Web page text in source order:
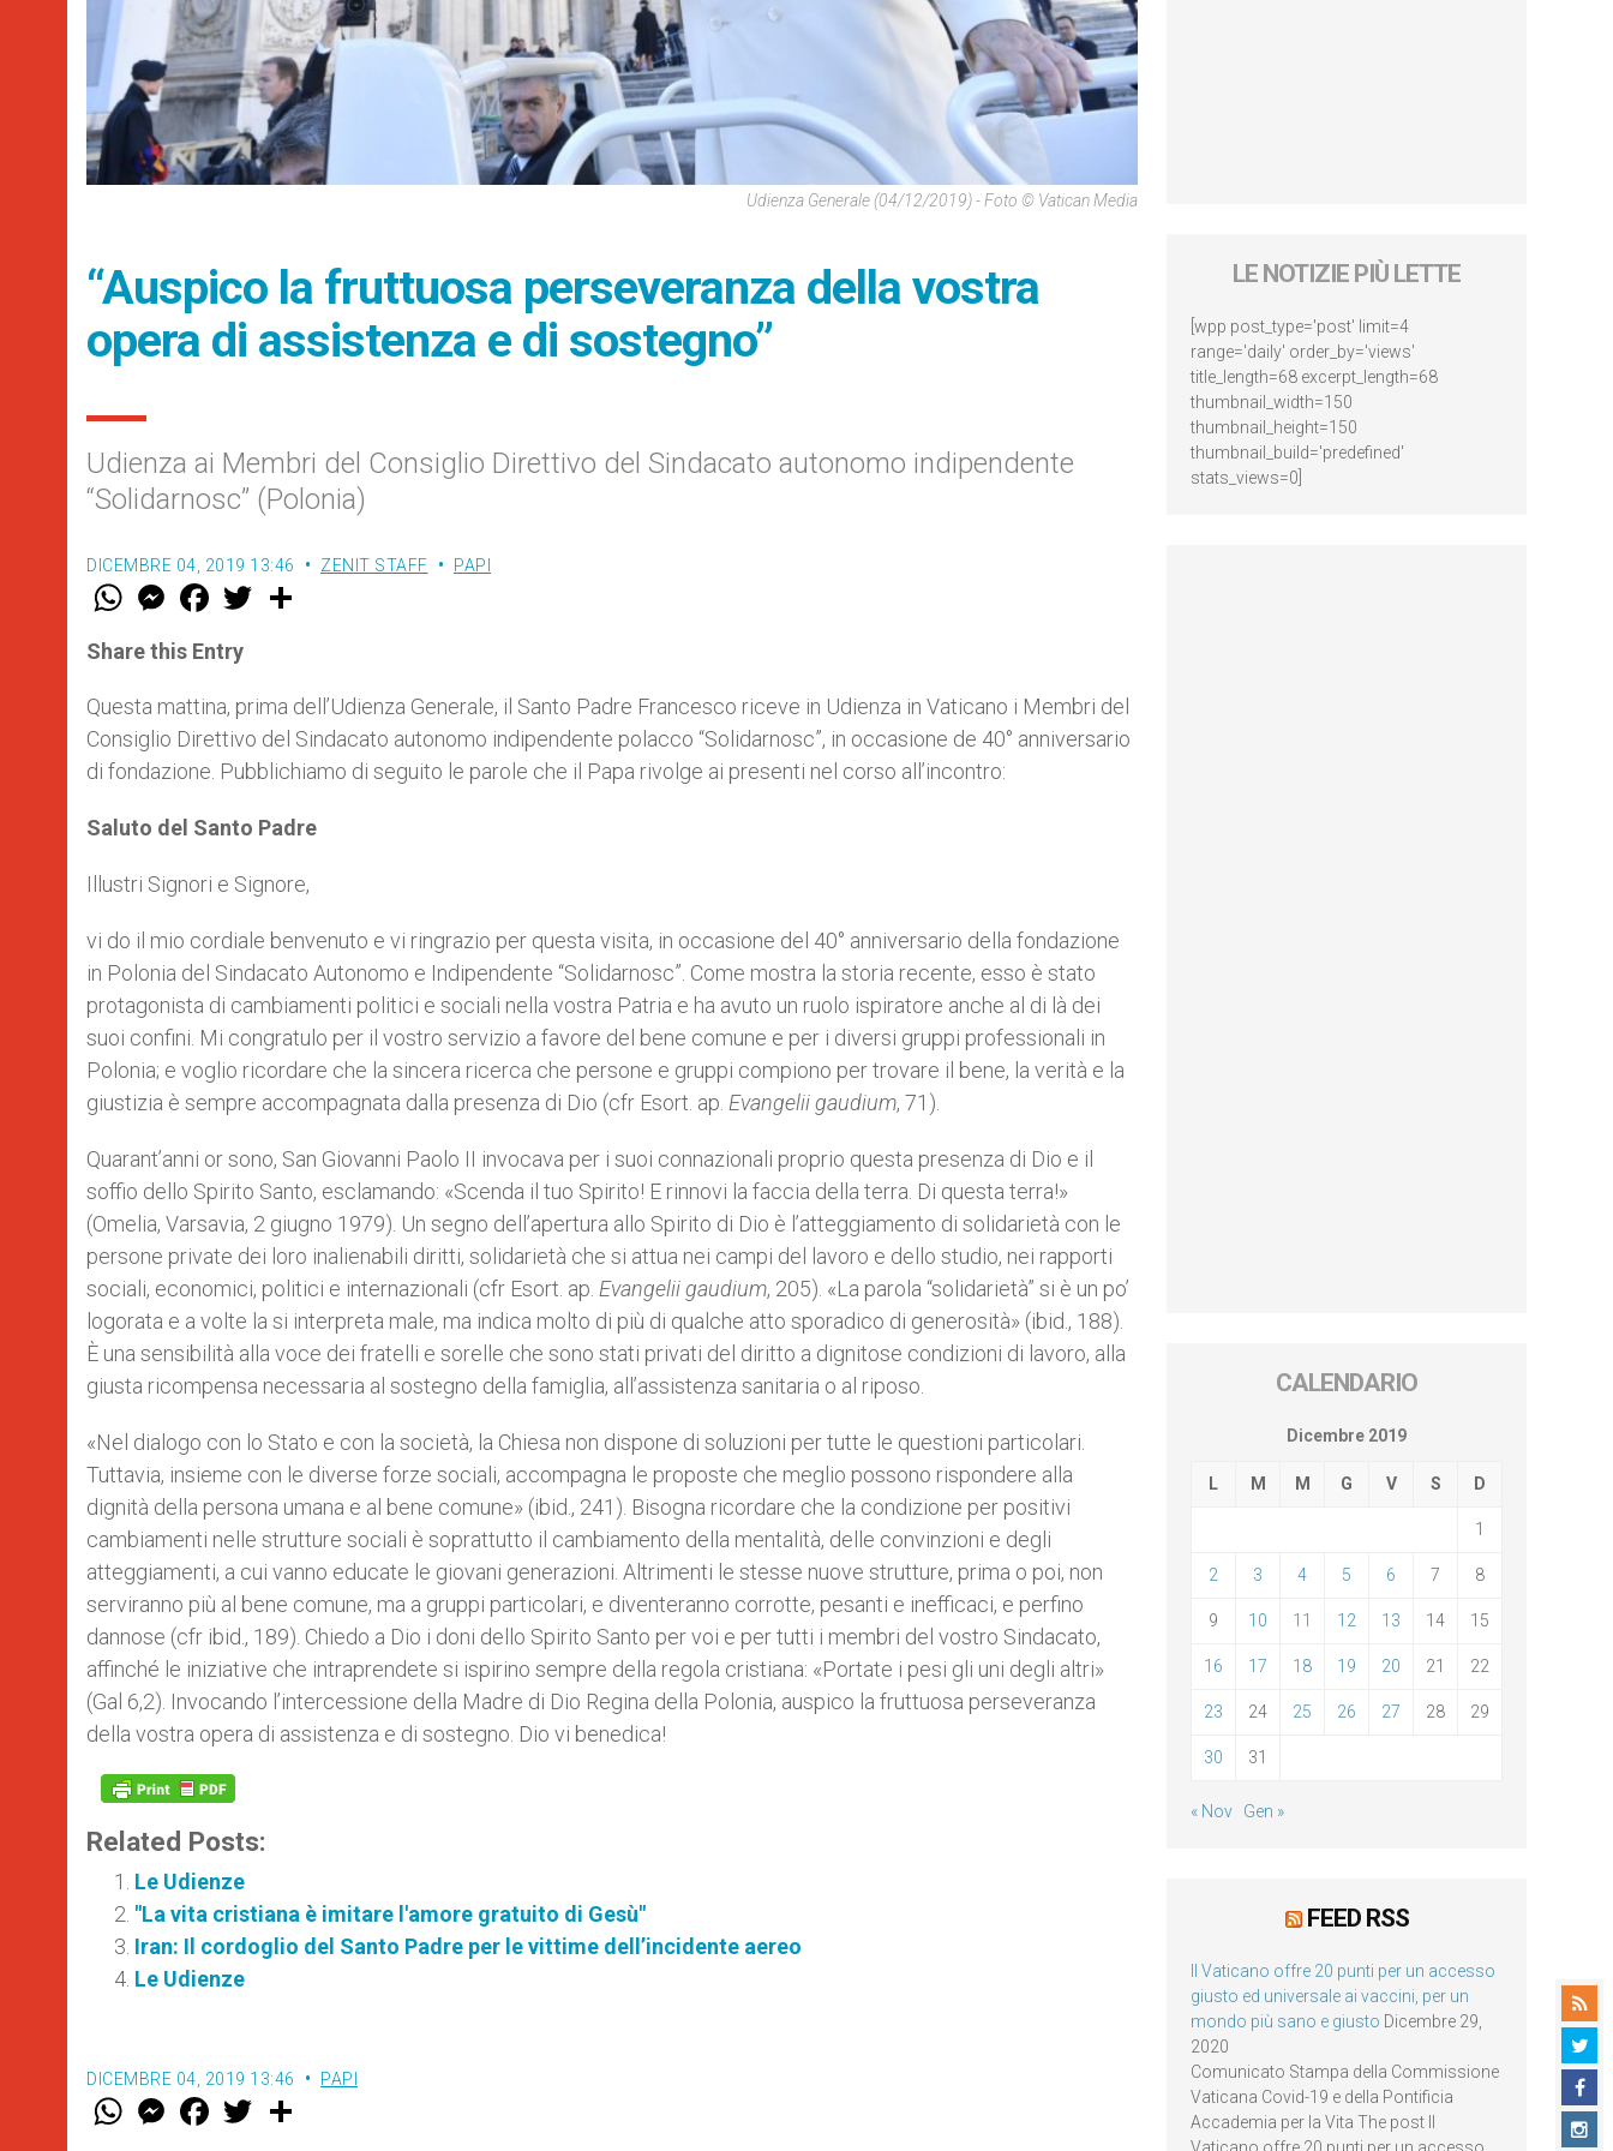
Udienza Generale (04/12/2019) - Foto © Vatican Media
“Auspico la fruttuosa perseveranza della vostra
opera di assistenza e di sostegno”
Udienza ai Membri del Consiglio Direttivo del Sindacato autonomo indipendente
“Solidarnosc” (Polonia)
DICEMBRE 04, 2019 13:46 ZENIT STAFF PAPI
W
t
s
p
p
M
e
s
e
g
e
F
a
e
b
o
k
w
r
Share this Entry
Questa mattina, prima dell’Udienza Generale, il Santo Padre Francesco riceve in Udienza in Vaticano i Membri del
Consiglio Direttivo del Sindacato autonomo indipendente polacco “Solidarnosc”, in occasione de 40° anniversario
di fondazione. Pubblichiamo di seguito le parole che il Papa rivolge ai presenti nel corso all’incontro:
Saluto del Santo Padre
Illustri Signori e Signore,
vi do il mio cordiale benvenuto e vi ringrazio per questa visita, in occasione del 40° anniversario della fondazione
in Polonia del Sindacato Autonomo e Indipendente “Solidarnosc”. Come mostra la storia recente, esso è stato
protagonista di cambiamenti politici e sociali nella vostra Patria e ha avuto un ruolo ispiratore anche al di là dei
suoi confini. Mi congratulo per il vostro servizio a favore del bene comune e per i diversi gruppi professionali in
Polonia; e voglio ricordare che la sincera ricerca che persone e gruppi compiono per trovare il bene, la verità e la
giustizia è sempre accompagnata dalla presenza di Dio (cfr Esort. ap. Evangelii gaudium, 71).
Quarant’anni or sono, San Giovanni Paolo II invocava per i suoi connazionali proprio questa presenza di Dio e il
soffio dello Spirito Santo, esclamando: «Scenda il tuo Spirito! E rinnovi la faccia della terra. Di questa terra!»
(Omelia, Varsavia, 2 giugno 1979). Un segno dell’apertura allo Spirito di Dio è l’atteggiamento di solidarietà con le
persone private dei loro inalienabili diritti, solidarietà che si attua nei campi del lavoro e dello studio, nei rapporti
sociali, economici, politici e internazionali (cfr Esort. ap. Evangelii gaudium, 205). «La parola “solidarietà” si è un po’
logorata e a volte la si interpreta male, ma indica molto di più di qualche atto sporadico di generosità» (ibid., 188).
È una sensibilità alla voce dei fratelli e sorelle che sono stati privati del diritto a dignitose condizioni di lavoro, alla
giusta ricompensa necessaria al sostegno della famiglia, all’assistenza sanitaria o al riposo.
«Nel dialogo con lo Stato e con la società, la Chiesa non dispone di soluzioni per tutte le questioni particolari.
Tuttavia, insieme con le diverse forze sociali, accompagna le proposte che meglio possono rispondere alla
dignità della persona umana e al bene comune» (ibid., 241). Bisogna ricordare che la condizione per positivi
cambiamenti nelle strutture sociali è soprattutto il cambiamento della mentalità, delle convinzioni e degli
atteggiamenti, a cui vanno educate le giovani generazioni. Altrimenti le stesse nuove strutture, prima o poi, non
serviranno più al bene comune, ma a gruppi particolari, e diventeranno corrotte, pesanti e inefficaci, e perfino
dannose (cfr ibid., 189). Chiedo a Dio i doni dello Spirito Santo per voi e per tutti i membri del vostro Sindacato,
affinché le iniziative che intraprendete si ispirino sempre della regola cristiana: «Portate i pesi gli uni degli altri»
(Gal 6,2). Invocando l’intercessione della Madre di Dio Regina della Polonia, auspico la fruttuosa perseveranza
della vostra opera di assistenza e di sostegno. Dio vi benedica!
Related Posts:
Le Udienze
"La vita cristiana è imitare l'amore gratuito di Gesù"
Iran: Il cordoglio del Santo Padre per le vittime dell’incidente aereo
Le Udienze
DICEMBRE 04, 2019 13:46 PAPI
W M
e
F
a w
LE NOTIZIE PIÙ LETTE
[wpp post_type='post' limit=4
range='daily' order_by='views'
title_length=68 excerpt_length=68
thumbnail_width=150
thumbnail_height=150
thumbnail_build='predefined'
stats_views=0]
CALENDARIO
Dicembre 2019
L M M G V S D
1
2 3 4 5 6 7 8
9 10 11 12 13 14 15
16 17 18 19 20 21 22
23 24 25 26 27 28 29
30 31
« Nov Gen »
FEED RSS
Il Vaticano offre 20 punti per un accesso
giusto ed universale ai vaccini, per un
mondo più sano e giusto Dicembre 29,
2020
Comunicato Stampa della Commissione
Vaticana Covid-19 e della Pontificia
Accademia per la Vita The post Il